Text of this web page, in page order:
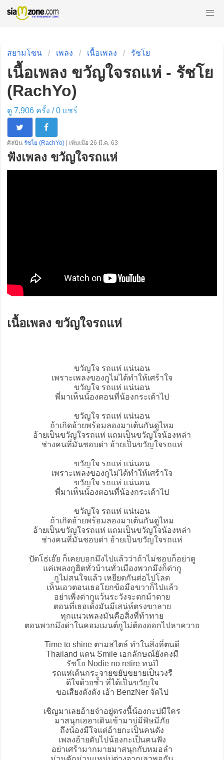
สยามโซน เพลง เนื้อเพลง รัชโย
เนื้อเพลง ขวัญใจรถแห่ - รัชโย
(RachYo)
ดู 7,906 ครั้ง /0แชร์
ศิลปิน รัชโย (RachYo) | เพิ่มเมื่อ 26 มี.ค. 63
ฟังเพลง ขวัญใจรถแห่
เนื้อเพลง ขวัญใจรถแห่
ขวัญใจ รถแห่ แน่นอน
เพราะเพลงของกูไม่ได้ทำให้เศร้าใจ
ขวัญใจ รถแห่ แน่นอน
พี่มาเห็นน้องตอนที่น้องกระเด้าไป
ขวัญใจ รถแห่ แน่นอน
ถ้าเกิดอ้ายพร้อมลองมาเต้นกันดูไหม
อ้ายเป็นขวัญใจรถแห่ แถมเป็นขวัญใจน้องหล่า
ช่างคนที่มันชอบด่า อ้ายเป็นขวัญใจรถแห่
ขวัญใจ รถแห่ แน่นอน
เพราะเพลงของกูไม่ได้ทำให้เศร้าใจ
ขวัญใจ รถแห่ แน่นอน
พี่มาเห็นน้องตอนที่น้องกระเด้าไป
ขวัญใจ รถแห่ แน่นอน
ถ้าเกิดอ้ายพร้อมลองมาเต้นกันดูไหม
อ้ายเป็นขวัญใจรถแห่ แถมเป็นขวัญใจน้องหล่า
ช่างคนที่มันชอบด่า อ้ายเป็นขวัญใจรถแห่
ปัดโธ่เอ๊ย ก็เคยบอกมึงไปแล้วว่าถ้าไม่ชอบก็อย่าดู
แค่เพลงกูฮิตทั่วบ้านทั่วเมืองพวกมึงก็ด่ากู
กูไม่สนใจแล้ว เหยียดกันต่อไปโลด
เห็นเอวตอนเธอโยกข้อมือขวาก็ไปแล้ว
อย่าเพิ่งด่ากูแว้นระวังจะตกม้าตาย
ตอนที่เธอเด้งมันมีเสน่ห์ตรงขาลาย
ทุกแนวเพลงมันคือสิ่งที่ท้าทาย
ตอนพวกมึงด่าในคอมเมนต์กูไม่ต้องออกไปหาควาย
Time to shine ตามสไตล์ ทำในสิ่งที่ตนดี
Thailand แดน Smile เอกลักษณ์ยังคงมี
รัชโย Nodie no retire ทนปี
รถแห่เต้นกระจายขยับขยายเป็นวงรี
ดีใจด้วยซ้ำ ที่ได้เป็นขวัญใจ
ขอเสียงดังดัง เอ้า BenzNer จัดไป
เชิญมาเลยอ้ายจ๋าอยู่ตรงนี้น้องกะบ่มีใคร
มาสนุกเฮฮาเดินเข้ามาบ่มีพิษมีภัย
ถึงน้องมีใจแต่อ้ายกะเป็นคนดัง
เพลงอ้ายดับไปน้องกะเป็นคนฟัง
อย่าเศร้ามากมายมาสนุกกับหมอลำ